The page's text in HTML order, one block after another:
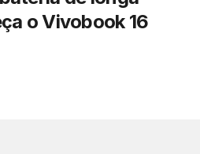
o Vivobook 16